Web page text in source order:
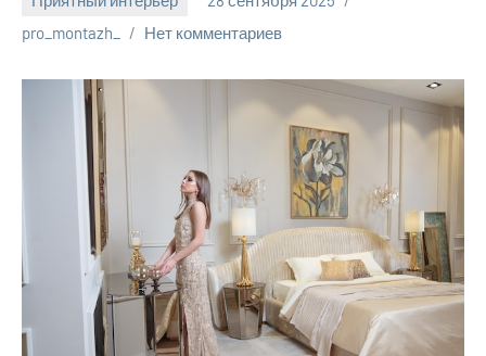
pro_montazh_
Нет комментариев